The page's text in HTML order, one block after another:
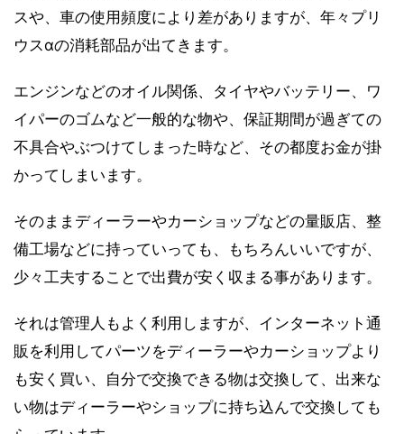
スや、車の使用頻度により差がありますが、年々プリ
ウスαの消耗部品が出てきます。
エンジンなどのオイル関係、タイヤやバッテリー、ワ
イパーのゴムなど一般的な物や、保証期間が過ぎての
不具合やぶつけてしまった時など、その都度お金が掛
かってしまいます。
そのままディーラーやカーショップなどの量販店、整
備工場などに持っていっても、もちろんいいですが、
少々工夫することで出費が安く収まる事があります。
それは管理人もよく利用しますが、インターネット通
販を利用してパーツをディーラーやカーショップより
も安く買い、自分で交換できる物は交換して、出来な
い物はディーラーやショップに持ち込んで交換しても